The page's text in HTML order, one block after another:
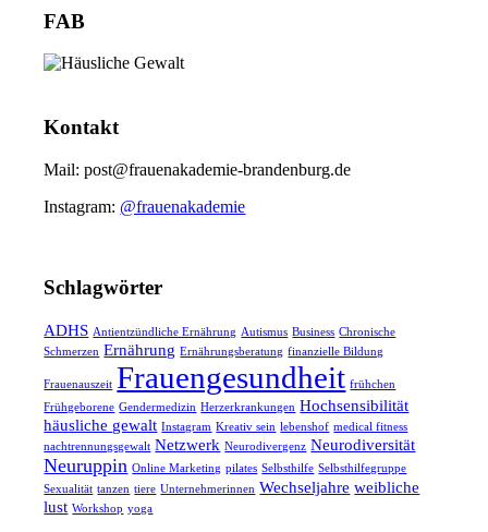
FAB
Kontakt
Mail: post@frauenakademie-brandenburg.de
Instagram: @frauenakademie
Schlagwörter
ADHS Antientzündliche Ernährung Autismus Business Chronische
Schmerzen Ernährung Ernährungsberatung finanzielle Bildung
Frauenauszeit Frauengesundheit frühchen
Frühgeborene Gendermedizin Herzerkrankungen Hochsensibilität
häusliche gewalt Instagram Kreativ sein lebenshof medical fitness
nachtrennungsgewalt Netzwerk Neurodivergenz Neurodiversität
Neuruppin Online Marketing pilates Selbsthilfe Selbsthilfegruppe
Sexualität tanzen tiere Unternehmerinnen Wechseljahre weibliche
lust Workshop yoga